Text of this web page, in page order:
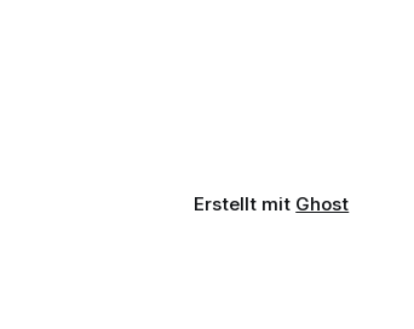
Erstellt mit Ghost